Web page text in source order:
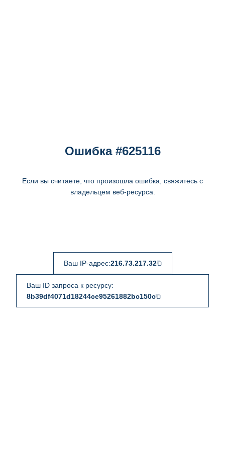
Ошибка #625116
Если вы считаете, что произошла ошибка, свяжитесь с
владельцем веб-ресурса.
Ваш IP-адрес:216.73.217.32
Ваш ID запроса к ресурсу:
8b39df4071d18244ce95261882bc150c